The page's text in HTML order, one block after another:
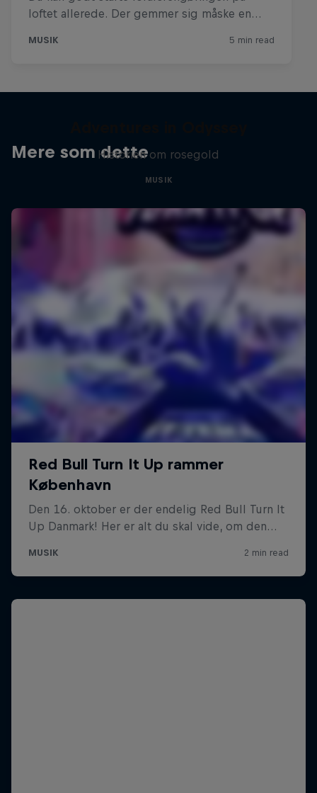
Mere som detteHistorien om rosegold
MUSIK